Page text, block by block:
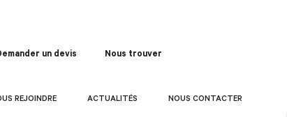
un devis Nous trouver
REJOINDRE ACTUALITÉS NOUS CONTACTER